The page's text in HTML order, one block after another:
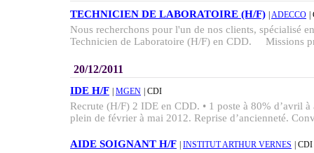
TECHNICIEN DE LABORATOIRE (H/F) ADECCO
Nous recherchons pour l'un de nos clients, spécialisé
Technicien de Laboratoire (H/F) en CDD. Missions
20/12/2011
IDE H/F MGEN | CDI
Recrute (H/F) 2 IDE en CDD. • 1 poste à 80% d’avril à
plein de février à mai 2012. Reprise d’ancienneté.
AIDE SOIGNANT H/F INSTITUT ARTHUR VERNES | CDI